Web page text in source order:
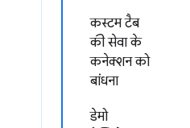
कस्टम टैब
की सेवा के
कनेक्शन को
बांधना
डेमो